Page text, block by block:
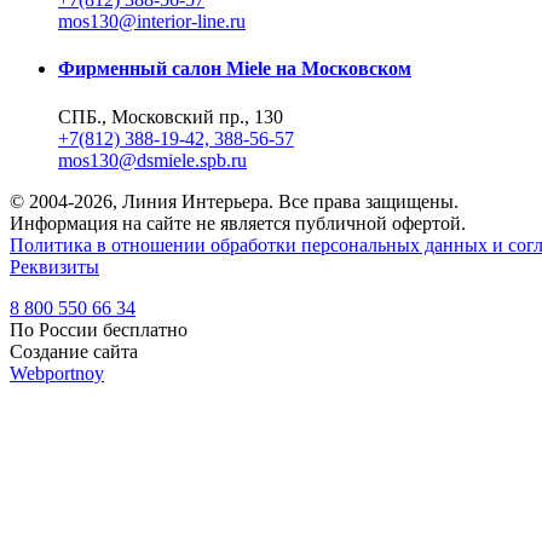
mos130@interior-line.ru
Фирменный салон Miele на Московском
СПБ., Московский пр., 130
+7(812) 388-19-42, 388-56-57
mos130@dsmiele.spb.ru
© 2004-2026, Линия Интерьера. Все права защищены.
Информация на сайте не является публичной офертой.
Политика в отношении обработки персональных данных и
Реквизиты
8 800 550 66 34
По России бесплатно
Создание сайта
Webportnoy